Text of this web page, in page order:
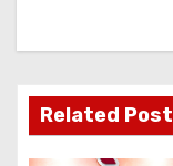
g
a
t
Related Post